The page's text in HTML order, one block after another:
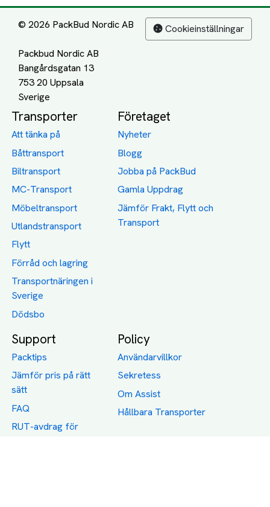
© 2026 PackBud Nordic AB
Packbud Nordic AB
Bangårdsgatan 13
753 20 Uppsala
Cookieinställningar
Transporter
Att tänka på
Båttransport
Biltransport
MC-Transport
Möbeltransport
Utlandstransport
Flytt
Förråd och lagring
Transportnäringen i
Sverige
Dödsbo
Företaget
Nyheter
Blogg
Jobba på PackBud
Gamla Uppdrag
Jämför Frakt, Flytt och
Transport
Support
Packtips
Jämför pris på rätt
sätt
FAQ
RUT-avdrag för
Policy
Användarvillkor
Sekretess
Om Assist
Hållbara Transporter